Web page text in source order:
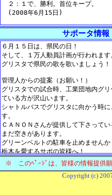
サポータ情報
※ このﾍﾟｰｼﾞは、皆様の情報提供
Copyright (c)